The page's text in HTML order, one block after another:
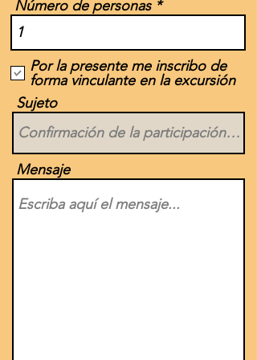
Número de personas
Por la presente me inscribo de
forma vinculante en la excursión
Sujeto
Mensaje